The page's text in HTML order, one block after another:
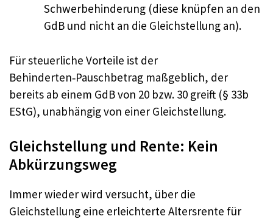
Schwerbehinderung (diese knüpfen an den
GdB und nicht an die Gleichstellung an).
Für steuerliche Vorteile ist der
Behinderten‑Pauschbetrag maßgeblich, der
bereits ab einem GdB von 20 bzw. 30 greift (§ 33b
EStG), unabhängig von einer Gleichstellung.
Gleichstellung und Rente: Kein
Abkürzungsweg
Immer wieder wird versucht, über die
Gleichstellung eine erleichterte Altersrente für